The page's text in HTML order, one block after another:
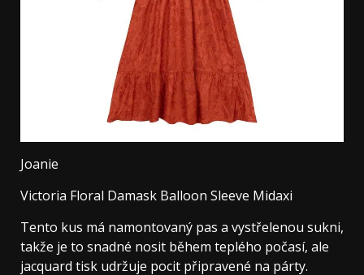
Joanie
Victoria Floral Damask Balloon Sleeve Midaxi
Tento kus má namontovaný pas a vystřelenou sukni,
takže je to snadné nosit během teplého počasí, ale
jacquard tisk udržuje pocit připravené na párty.